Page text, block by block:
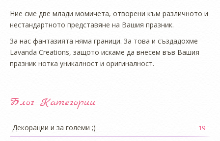
Ние сме две млади момичета, отворени към различното и
нестандартното представяне на Вашия празник.
За нас фантазията няма граници. За това и създадохме
Lavanda Creations, защото искаме да внесем във Вашия
празник нотка уникалност и оригиналност.
Блог Категории
Декорации и за големи ;) 19